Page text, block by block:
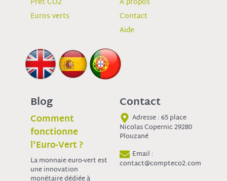
Euros verts
Contact
Aide
Blog
Comment
fonctionne
l'Euro-Vert ?
La monnaie euro-vert est
une innovation
Contact
Adresse : 65 place
Nicolas Copernic 29280
Plouzané
Email :
contact@compteco2.com